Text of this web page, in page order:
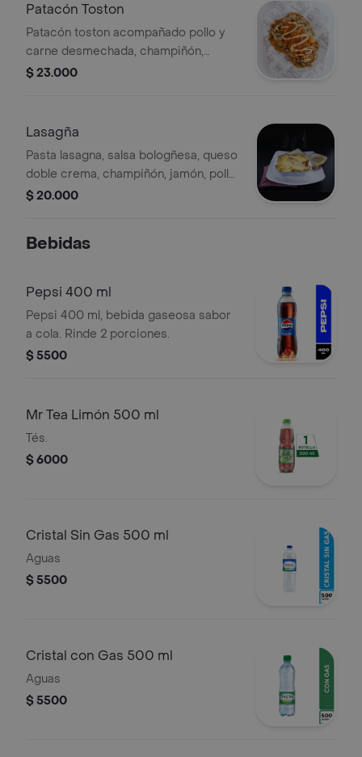
Patacón Toston
Patacón toston acompañado pollo y
carne desmechada, champiñón,
queso fundido, salsas de ajo, bbq, y
$ 23.000
Lasagña
Pasta lasagna, salsa bologñesa, queso
doble crema, champiñón, jamón, pollo
desmechado, todo en dos capas y
$ 20.000
Bebidas
Pepsi 400 ml
Pepsi 400 ml, bebida gaseosa sabor
a cola. Rinde 2 porciones.
$ 5500
Mr Tea Limón 500 ml
Tés.
$ 6000
Cristal Sin Gas 500 ml
Aguas
$ 5500
Cristal con Gas 500 ml
Aguas
$ 5500